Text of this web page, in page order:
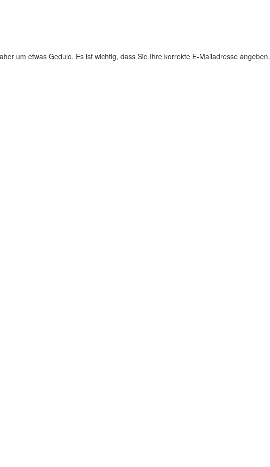
um etwas Geduld. Es ist wichtig, dass Sie Ihre korrekte E-Mailadresse angeben.